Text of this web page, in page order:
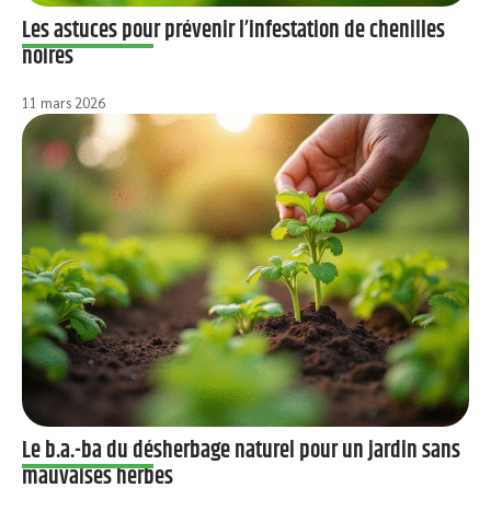
Les astuces pour prévenir l’infestation de chenilles
noires
11 mars 2026
Le b.a.-ba du désherbage naturel pour un jardin sans
mauvaises herbes